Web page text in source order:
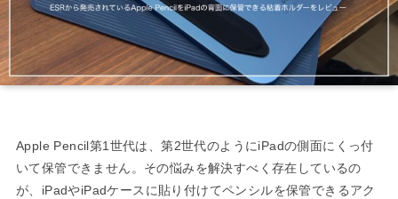
Apple Pencil第1世代は、第2世代のようにiPadの側面にくっ付
いて保管できません。その悩みを解決すべく存在しているの
が、iPadやiPadケースに貼り付けてペンシルを保管できるアク